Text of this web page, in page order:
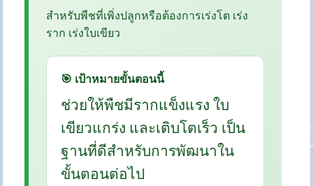
สำหรับพืชที่เพิ่งปลูกหรือต้องการเร่งโต เร่ง
ราก เร่งใบเขียว
🎯 เป้าหมายขั้นตอนนี้
ช่วยให้พืชมีรากแข็งแรง ใบ
เขียวแกร่ง และเติบโตเร็ว เป็น
ฐานที่ดีสำหรับการพัฒนาใน
ขั้นตอนต่อไป